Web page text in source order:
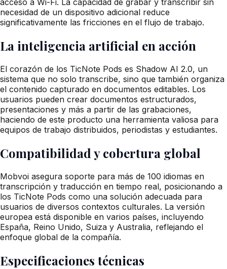
acceso a Wi-Fi. La capacidad de grabar y transcribir sin
necesidad de un dispositivo adicional reduce
significativamente las fricciones en el flujo de trabajo.
La inteligencia artificial en acción
El corazón de los TicNote Pods es Shadow AI 2.0, un
sistema que no solo transcribe, sino que también organiza
el contenido capturado en documentos editables. Los
usuarios pueden crear documentos estructurados,
presentaciones y más a partir de las grabaciones,
haciendo de este producto una herramienta valiosa para
equipos de trabajo distribuidos, periodistas y estudiantes.
Compatibilidad y cobertura global
Mobvoi asegura soporte para más de 100 idiomas en
transcripción y traducción en tiempo real, posicionando a
los TicNote Pods como una solución adecuada para
usuarios de diversos contextos culturales. La versión
europea está disponible en varios países, incluyendo
España, Reino Unido, Suiza y Australia, reflejando el
enfoque global de la compañía.
Especificaciones técnicas